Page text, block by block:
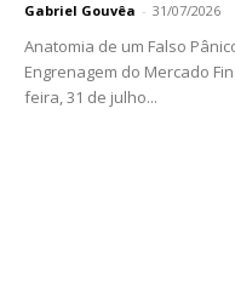
Gabriel Gouvêa - 31/07/2026
Anatomia de um Falso
Engrenagem do Mercado
feira, 31 de julho...